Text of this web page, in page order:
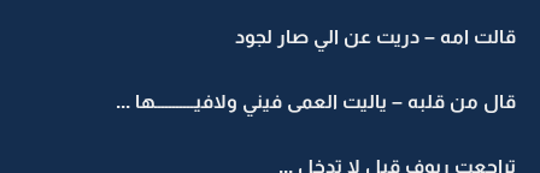
قالت امه – دريت عن الي صار لجود
قال من قلبه – ياليت العمى فيني ولافيـــــــــــها ...
تراجعت ريوف قبل لا تدخل ...